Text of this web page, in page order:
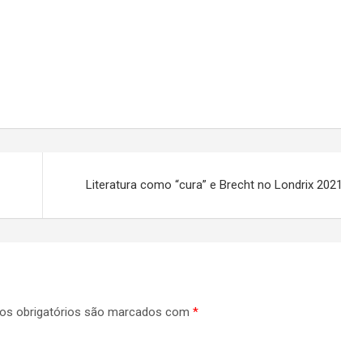
Literatura como “cura” e Brecht no Londrix 2021
obrigatórios são marcados com *